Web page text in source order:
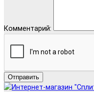
Комментарий:
Отправить